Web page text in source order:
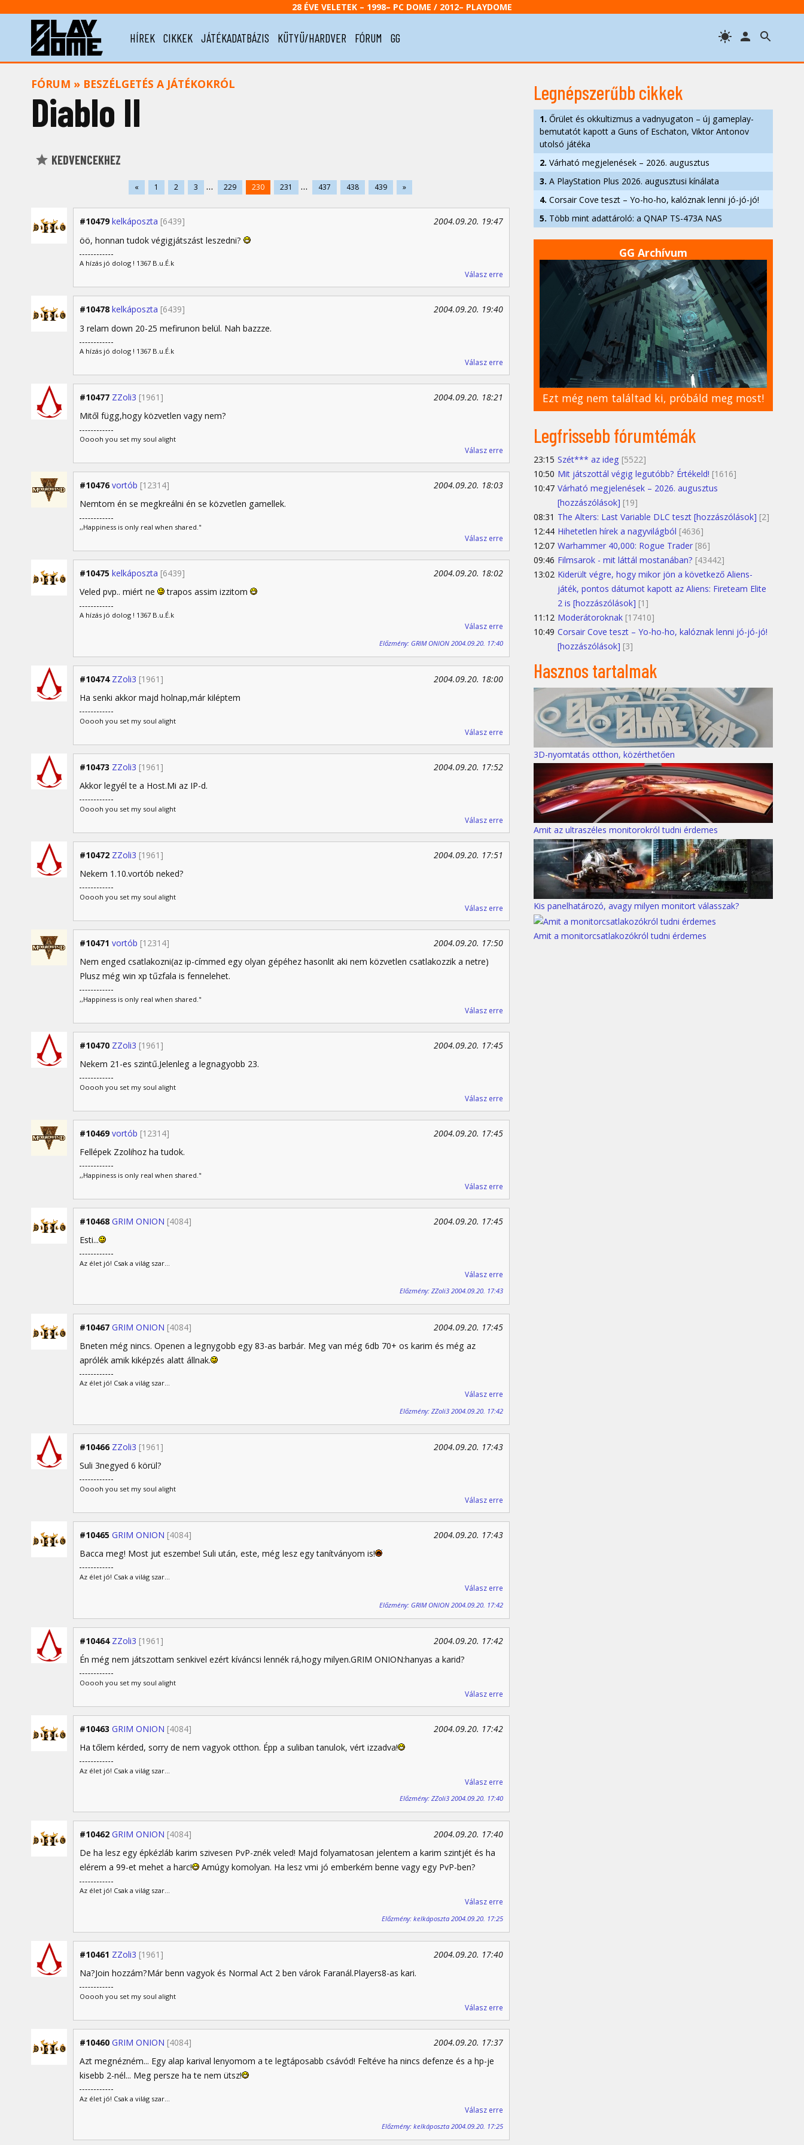
28 ÉVE VELETEK – 1998– PC DOME / 2012– PLAYDOME
HÍREK CIKKEK JÁTÉKADATBÁZIS KÜTYÜ/HARDVER FÓRUM GG
FÓRUM » BESZÉLGETÉS A JÁTÉKOKRÓL
Diablo II
KEDVENCEKHEZ
« 1 2 3 ... 229 230 231 ... 437 438 439 »
#10479 kelkáposzta [6439]
2004.09.20. 19:47
öö, honnan tudok végigjátszást leszedni?
A hízás jó dolog ! 1367 B.u.É.k
Válasz erre
#10478 kelkáposzta [6439]
2004.09.20. 19:40
3 relam down 20-25 mefirunon belül. Nah bazzze.
A hízás jó dolog ! 1367 B.u.É.k
Válasz erre
#10477 ZZoli3 [1961]
2004.09.20. 18:21
Mitől függ,hogy közvetlen vagy nem?
Ooooh you set my soul alight
Válasz erre
#10476 vortób [12314]
2004.09.20. 18:03
Nemtom én se megkreálni én se közvetlen gamellek.
,,Happiness is only real when shared."
Válasz erre
#10475 kelkáposzta [6439]
2004.09.20. 18:02
Veled pvp.. miért ne
trapos assim izzitom
A hízás jó dolog ! 1367 B.u.É.k
Válasz erre
Előzmény: GRIM ONION 2004.09.20. 17:40
#10474 ZZoli3 [1961]
2004.09.20. 18:00
Ha senki akkor majd holnap,már kiléptem
Ooooh you set my soul alight
Válasz erre
#10473 ZZoli3 [1961]
2004.09.20. 17:52
Akkor legyél te a Host.Mi az IP-d.
Ooooh you set my soul alight
Válasz erre
#10472 ZZoli3 [1961]
2004.09.20. 17:51
Nekem 1.10.vortób neked?
Ooooh you set my soul alight
Válasz erre
#10471 vortób [12314]
2004.09.20. 17:50
Nem enged csatlakozni(az ip-címmed egy olyan gépéhez hasonlit aki nem közvetlen csatlakozzik a netre)
Plusz még win xp tűzfala is fennelehet.
,,Happiness is only real when shared."
Válasz erre
#10470 ZZoli3 [1961]
2004.09.20. 17:45
Nekem 21-es szintű.Jelenleg a legnagyobb 23.
Ooooh you set my soul alight
Válasz erre
#10469 vortób [12314]
2004.09.20. 17:45
Fellépek Zzolihoz ha tudok.
,,Happiness is only real when shared."
Válasz erre
#10468 GRIM ONION [4084]
2004.09.20. 17:45
Esti...
Az élet jó! Csak a világ szar...
Válasz erre
Előzmény: ZZoli3 2004.09.20. 17:43
#10467 GRIM ONION [4084]
2004.09.20. 17:45
Bneten még nincs. Openen a legnygobb egy 83-as barbár. Meg van még 6db 70+ os karim és még az
aprólék amik kiképzés alatt állnak.
Az élet jó! Csak a világ szar...
Válasz erre
Előzmény: ZZoli3 2004.09.20. 17:42
#10466 ZZoli3 [1961]
2004.09.20. 17:43
Suli 3negyed 6 körül?
Ooooh you set my soul alight
Válasz erre
#10465 GRIM ONION [4084]
2004.09.20. 17:43
Bacca meg! Most jut eszembe! Suli után, este, még lesz egy tanítványom is!
Az élet jó! Csak a világ szar...
Válasz erre
Előzmény: GRIM ONION 2004.09.20. 17:42
#10464 ZZoli3 [1961]
2004.09.20. 17:42
Én még nem játszottam senkivel ezért kíváncsi lennék rá,hogy milyen.GRIM ONION:hanyas a karid?
Ooooh you set my soul alight
Válasz erre
#10463 GRIM ONION [4084]
2004.09.20. 17:42
Ha tőlem kérded, sorry de nem vagyok otthon. Épp a suliban tanulok, vért izzadva!
Az élet jó! Csak a világ szar...
Válasz erre
Előzmény: ZZoli3 2004.09.20. 17:40
#10462 GRIM ONION [4084]
2004.09.20. 17:40
De ha lesz egy épkézláb karim szivesen PvP-znék veled! Majd folyamatosan jelentem a karim szintjét és ha
elérem a 99-et mehet a harc!
Amúgy komolyan. Ha lesz vmi jó emberkém benne vagy egy PvP-ben?
Az élet jó! Csak a világ szar...
Válasz erre
Előzmény: kelkáposzta 2004.09.20. 17:25
#10461 ZZoli3 [1961]
2004.09.20. 17:40
Na?Join hozzám?Már benn vagyok és Normal Act 2 ben várok Faranál.Players8-as kari.
Ooooh you set my soul alight
Válasz erre
#10460 GRIM ONION [4084]
2004.09.20. 17:37
Azt megnézném... Egy alap karival lenyomom a te legtáposabb csávód! Feltéve ha nincs defenze és a hp-je
kisebb 2-nél... Meg persze ha te nem ütsz!
Az élet jó! Csak a világ szar...
Válasz erre
Előzmény: kelkáposzta 2004.09.20. 17:25
Legnépszerűbb cikkek
1. Őrület és okkultizmus a vadnyugaton – új gameplay-
bemutatót kapott a Guns of Eschaton, Viktor Antonov
utolsó játéka
2. Várható megjelenések – 2026. augusztus
3. A PlayStation Plus 2026. augusztusi kínálata
4. Corsair Cove teszt – Yo-ho-ho, kalóznak lenni jó-jó-jó!
5. Több mint adattároló: a QNAP TS-473A NAS
GG Archívum
Ezt még nem találtad ki, próbáld meg most!
Legfrissebb fórumtémák
23:15 Szét*** az ideg [5522]
10:50 Mit játszottál végig legutóbb? Értékeld! [1616]
10:47 Várható megjelenések – 2026. augusztus
[hozzászólások] [19]
08:31 The Alters: Last Variable DLC teszt [hozzászólások] [2]
12:44 Hihetetlen hírek a nagyvilágból [4636]
12:07 Warhammer 40,000: Rogue Trader [86]
09:46 Filmsarok - mit láttál mostanában? [43442]
13:02 Kiderült végre, hogy mikor jön a következő Aliens-
játék, pontos dátumot kapott az Aliens: Fireteam Elite
2 is [hozzászólások] [1]
11:12 Moderátoroknak [17410]
10:49 Corsair Cove teszt – Yo-ho-ho, kalóznak lenni jó-jó-jó!
[hozzászólások] [3]
Hasznos tartalmak
3D-nyomtatás otthon, közérthetően
Amit az ultraszéles monitorokról tudni érdemes
Kis panelhatározó, avagy milyen monitort válasszak?
Amit a monitorcsatlakozókról tudni érdemes